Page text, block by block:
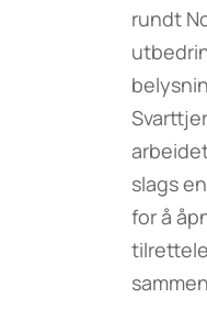
rundt
slags
for å